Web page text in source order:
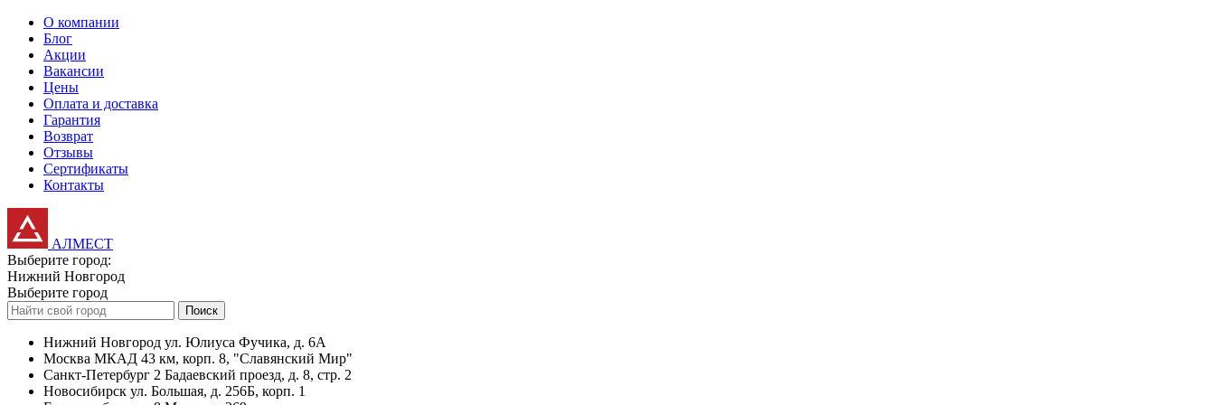
О компании
Блог
Акции
Вакансии
Цены
Оплата и доставка
Гарантия
Возврат
Отзывы
Сертификаты
Контакты
АЛМЕСТ
Выберите город:
Нижний Новгород
Выберите город
Поиск
Нижний Новгород ул. Юлиуса Фучика, д. 6А
Москва МКАД 43 км, корп. 8, "Славянский Мир"
Санкт-Петербург 2 Бадаевский проезд, д. 8, стр. 2
Новосибирск ул. Большая, д. 256Б, корп. 1